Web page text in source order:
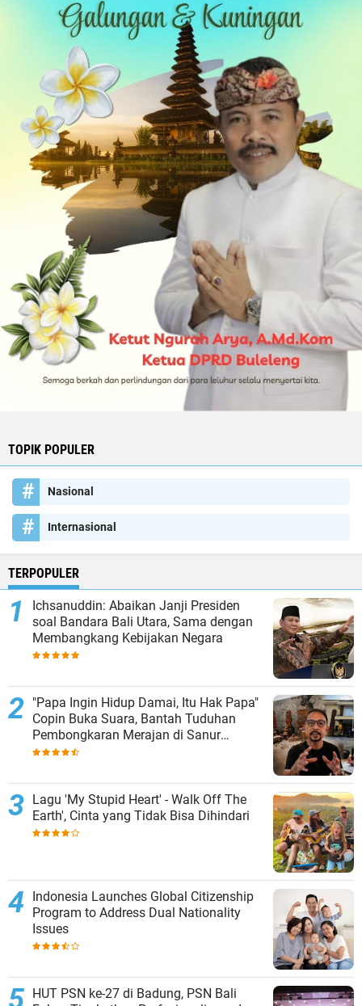
TOPIK POPULER
Nasional
Internasional
TERPOPULER
Ichsanuddin: Abaikan Janji Presiden
soal Bandara Bali Utara, Sama dengan
Membangkang Kebijakan Negara
"Papa Ingin Hidup Damai, Itu Hak Papa"
Copin Buka Suara, Bantah Tuduhan
Pembongkaran Merajan di Sanur
Sepihak
Lagu 'My Stupid Heart' - Walk Off The
Earth', Cinta yang Tidak Bisa Dihindari
Indonesia Launches Global Citizenship
Program to Address Dual Nationality
Issues
HUT PSN ke-27 di Badung, PSN Bali